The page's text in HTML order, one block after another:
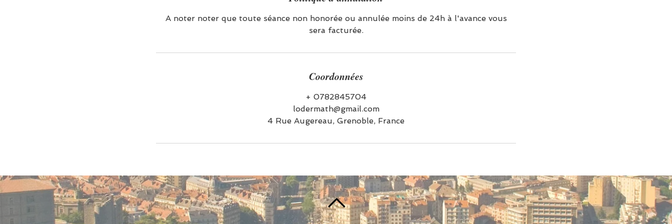
A noter noter que toute séance non honorée ou annulée moins de 24h à l'avance vous
sera facturée.
Coordonnées
+ 0782845704
lodermath@gmail.com
4 Rue Augereau, Grenoble, France